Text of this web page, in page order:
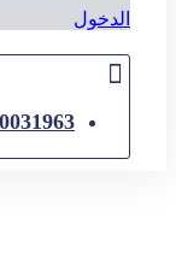
الدخول